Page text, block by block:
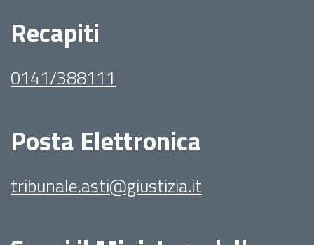
Recapiti
0141/388111
Posta Elettronica
tribunale.asti@giustizia.it